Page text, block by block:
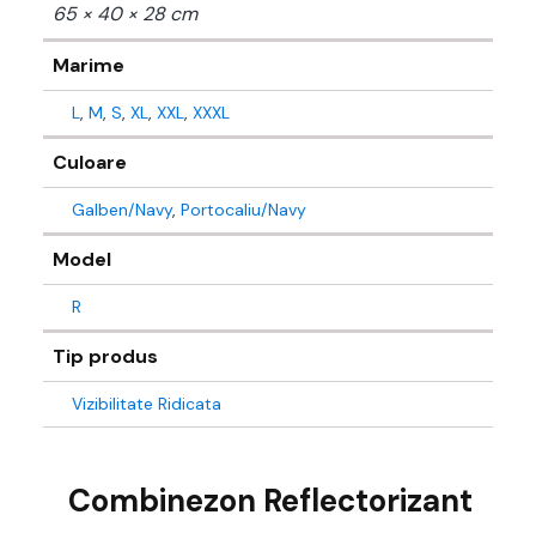
65 × 40 × 28 cm
Marime
L, M, S, XL, XXL, XXXL
Culoare
Galben/Navy, Portocaliu/Navy
Model
R
Tip produs
Vizibilitate Ridicata
Combinezon Reflectorizant